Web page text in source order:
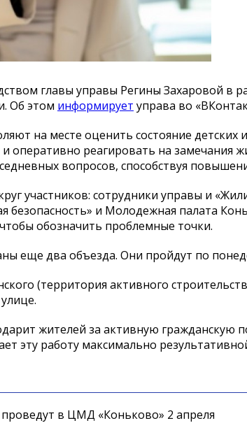
главы управы Регины Захаровой в
Об этом информирует управа во
на месте оценить состояние
оперативно реагировать на замечания
вопросов, способствуя
участников: сотрудники управы и
безопасность» и Молодежная палата
обозначить проблемные точки.
еще два объезда. Они пройдут по
(территория активного
жителей за активную гражданскую
эту работу максимально
в ЦМД «Коньково» 2 апреля